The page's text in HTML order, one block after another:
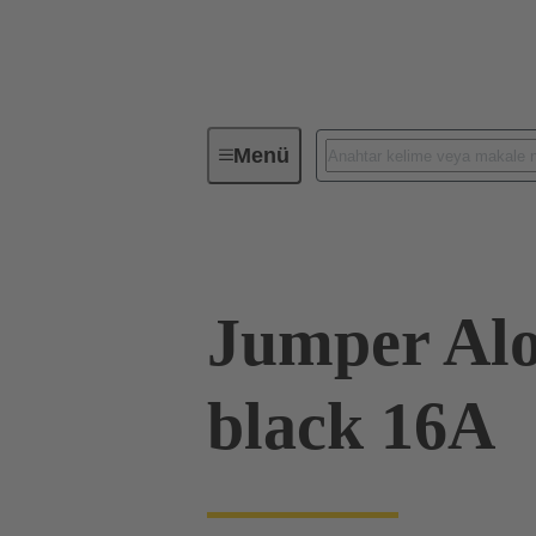
MenüEndüstriyel konnektörler / Han®
Jumper
black 16A